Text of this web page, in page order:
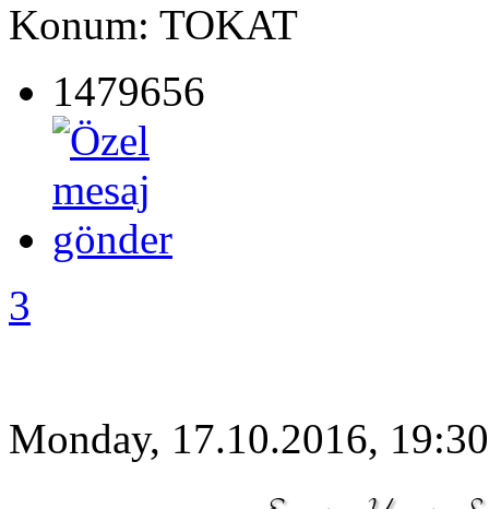
Konum: TOKAT
1479656
3
Monday, 17.10.2016, 19:30